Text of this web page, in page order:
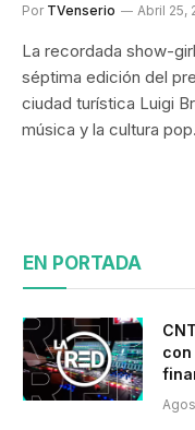
Por TVenserio Abril 25,
La recordada show-
séptima edición del
ciudad turística Luigi
música y la cultura pop.
EN PORTADA